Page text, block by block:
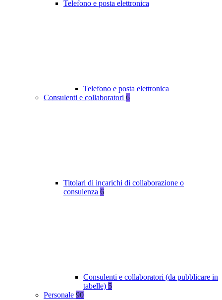
Telefono e posta elettronica
Telefono e posta elettronica
Consulenti e collaboratori 6
Titolari di incarichi di collaborazione o
consulenza 6
Consulenti e collaboratori (da pubblicare in
tabelle) 5
Personale 90